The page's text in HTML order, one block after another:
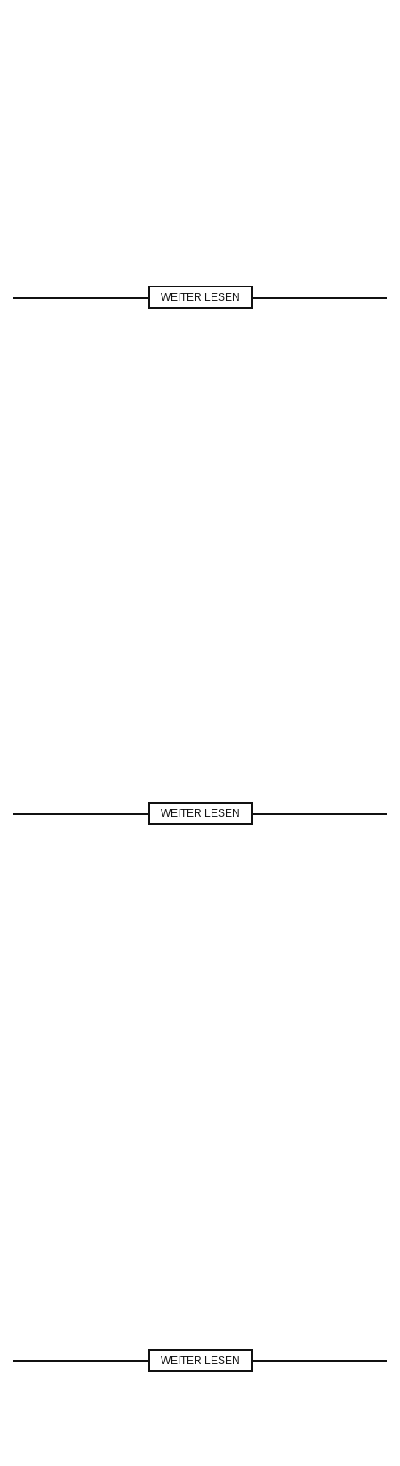
WEITER LESEN
WEITER LESEN
WEITER LESEN